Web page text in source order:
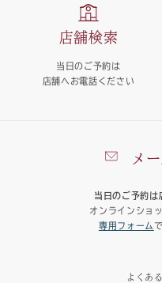
メ
当日のご予約は
オンラインショ
専用フォーム
店舗検索
当日のご予約は
店舗へお電話ください
よくあ